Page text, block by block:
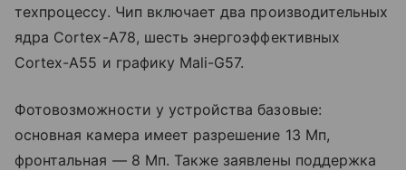
техпроцессу. Чип включает два производительных
ядра Cortex-A78, шесть энергоэффективных
Cortex-A55 и графику Mali-G57.
Фотовозможности у устройства базовые:
основная камера имеет разрешение 13 Мп,
фронтальная — 8 Мп. Также заявлены поддержка